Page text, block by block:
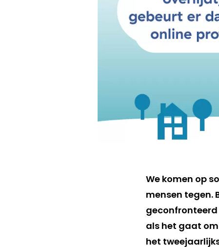
We komen op
mensen tegen.
geconfronteerd
als het gaat
het